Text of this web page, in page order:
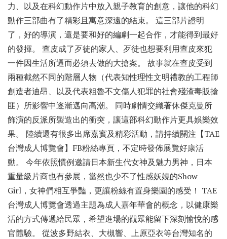
力、以及在科幻動作片中放入親子教育的創意，讓他的科幻
動作三部曲有了精彩且寓意深遠的結束。 這三部片證明
了，好的導演，還是要和好的編劇一起合作，才能得到最好
的發揮。 查皮成了歹徒的家人、歹徒也想要利用查皮來犯
一件因生活所逼而必須去做的大搶案。 故事就在查皮受到
兩種截然不同的階層人物（代表知性理性文明禮教的工程師
創造者迪昂、以及代表粗魯不文傷人犯罪的社會殘渣毒販搶
匪）所影響中逐漸邁向高潮。 同時劇情交織著休傑克曼所
飾演的反派所製造出的衝突，讓這部科幻動作片更具娛樂效
果。 陸續還有很多出席嘉賓及精彩活動，請持續關注【TAE
台灣成人博覽會】FB粉絲專頁，不定時發佈展覽好康活
動。 今年依照慣例邀請日本新生代女神及魅力男神，日本
重量級片商也有參展，當然也少不了性感妖嬈的Show
Girl，女神們相互爭豔，更讓粉絲有置身樂園的感受！ TAE
台灣成人博覽會透過主題為成人嘉年華會的概念，以健康樂
活的方式傳遞給民眾，希望進場的觀眾能留下深刻愉悅的感
官體驗。 從波多野結衣、大槻響、上原亞衣等台灣知名的